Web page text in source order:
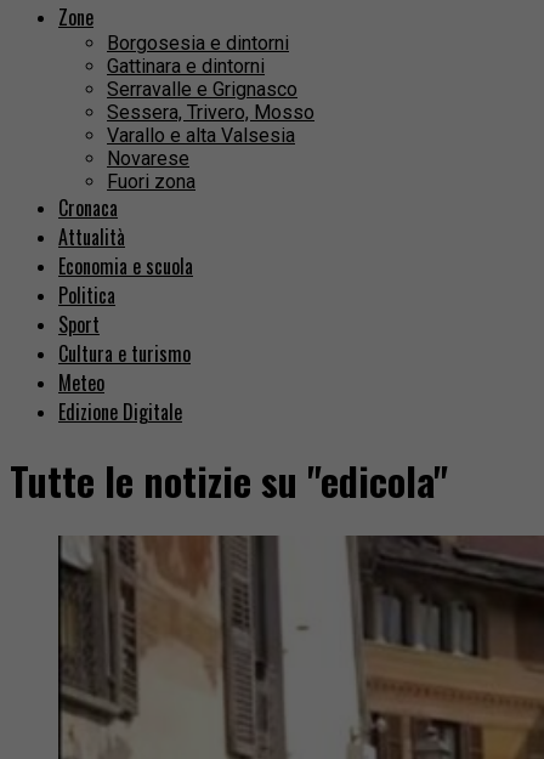
Zone
Borgosesia e dintorni
Gattinara e dintorni
Serravalle e Grignasco
Sessera, Trivero, Mosso
Varallo e alta Valsesia
Novarese
Fuori zona
Cronaca
Attualità
Economia e scuola
Politica
Sport
Cultura e turismo
Meteo
Edizione Digitale
Tutte le notizie su "edicola"